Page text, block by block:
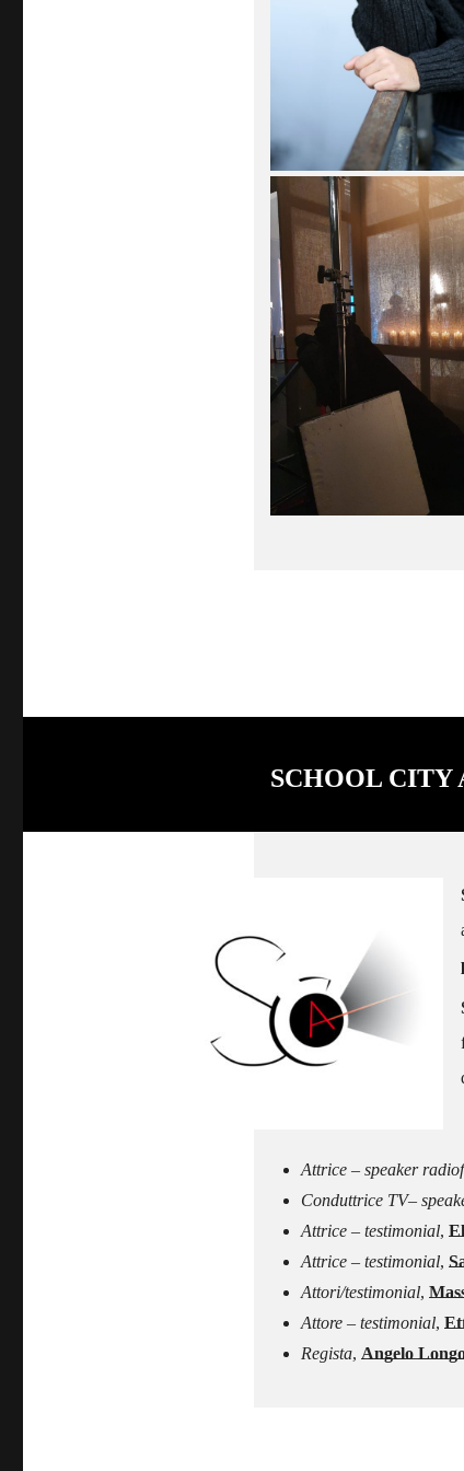
SCHOOL CITY
Attrice – speaker
Conduttrice TV–
Attrice – testimonial,
Attrice – testimonial,
Attori/testimonial,
Attore – testimonial,
Regista, Angelo